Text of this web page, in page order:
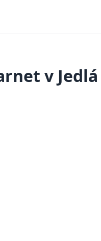
v Jedlá